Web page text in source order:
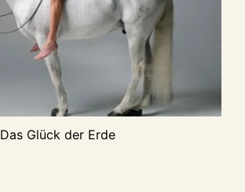
Das Glück der Erde